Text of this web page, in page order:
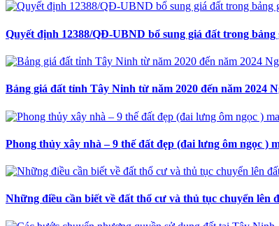
Quyết định 12388/QĐ-UBND bổ sung giá đất trong
Bảng giá đất tỉnh Tây Ninh từ năm 2020 đến năm 2024
Phong thủy xây nhà – 9 thế đất đẹp (đai lưng ôm ngọc )
Những điều cần biết về đất thổ cư và thủ tục chuyển lên